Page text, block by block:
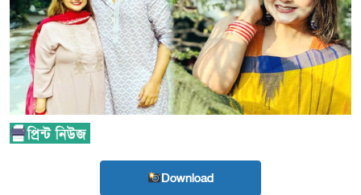
Download